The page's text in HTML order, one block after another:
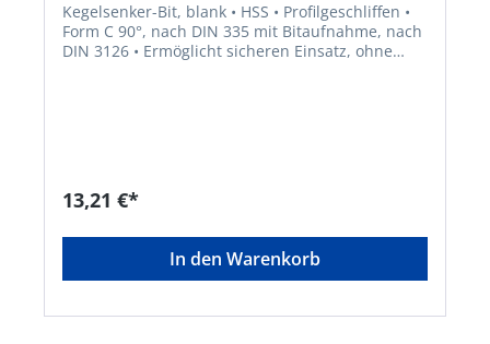
Kegelsenker-Bit, blank • HSS • Profilgeschliffen •
Form C 90°, nach DIN 335 mit Bitaufnahme, nach
DIN 3126 • Ermöglicht sicheren Einsatz, ohne
13,21 €*
In den Warenkorb